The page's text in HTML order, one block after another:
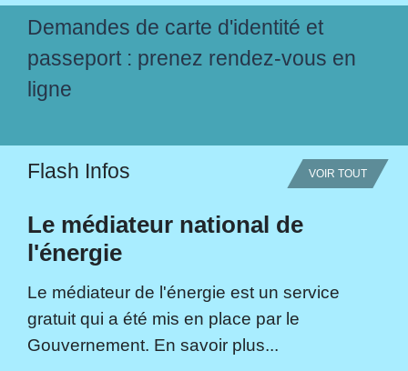
Demandes de carte d'identité et
passeport : prenez rendez-vous en
ligne
Flash Infos VOIR TOUT
Le médiateur national de
l'énergie
Le médiateur de l'énergie est un service
gratuit qui a été mis en place par le
Gouvernement. En savoir plus...